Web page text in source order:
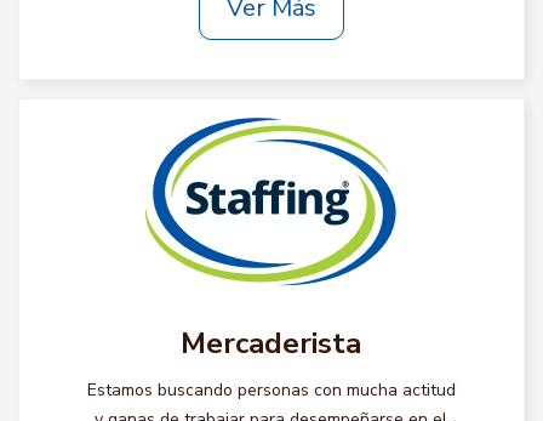
Ver Más
Mercaderista
Estamos buscando personas con mucha actitud